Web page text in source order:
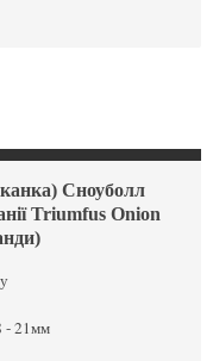
Сноуболл
Triumfus Onion
- 21мм